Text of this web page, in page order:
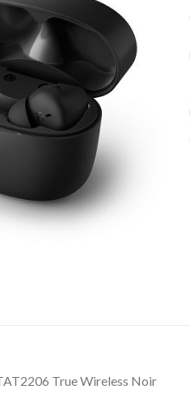
True Wireless Noir